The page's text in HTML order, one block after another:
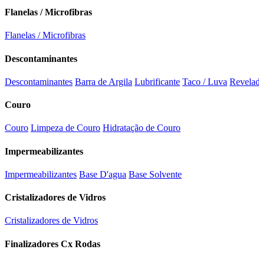
Flanelas / Microfibras
Flanelas / Microfibras
Descontaminantes
Descontaminantes Barra de Argila Lubrificante Taco / Luva
Couro
Couro Limpeza de Couro Hidratação de Couro
Impermeabilizantes
Impermeabilizantes Base D'agua Base Solvente
Cristalizadores de Vidros
Cristalizadores de Vidros
Finalizadores Cx Rodas